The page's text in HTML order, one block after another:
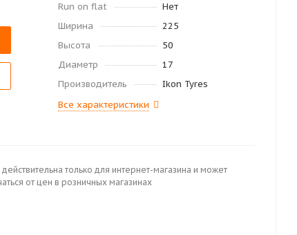
Run on flat
Нет
Ширина
225
Высота
50
Диаметр
17
Производитель
Ikon Tyres
Все характеристики
только для интернет-магазина и может
от цен в розничных магазинах